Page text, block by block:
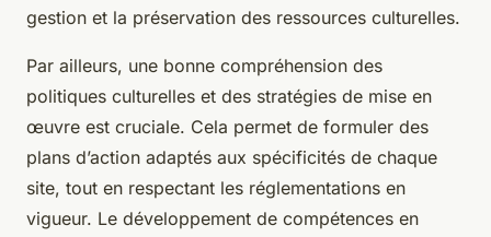
gestion et la préservation des ressources culturelles.
Par ailleurs, une bonne compréhension des
politiques culturelles et des stratégies de mise en
œuvre est cruciale. Cela permet de formuler des
plans d’action adaptés aux spécificités de chaque
site, tout en respectant les réglementations en
vigueur. Le développement de compétences en